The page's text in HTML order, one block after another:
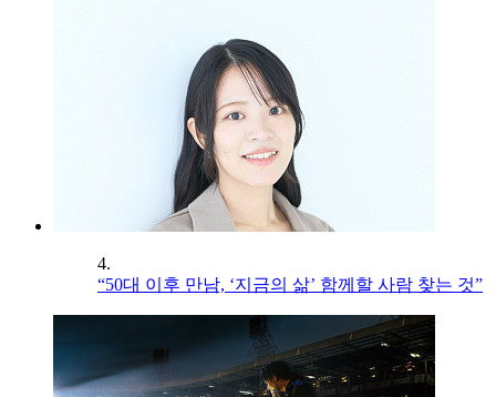
4.
“50대 이후 만남, ‘지금의 삶’ 함께할 사람 찾는 것”